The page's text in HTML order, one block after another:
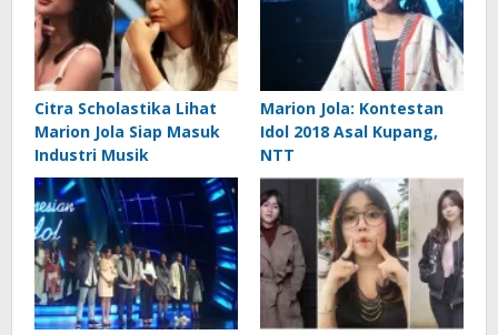
Citra Scholastika Lihat
Marion Jola Siap Masuk
Industri Musik
Marion Jola: Kontestan
Idol 2018 Asal Kupang,
NTT